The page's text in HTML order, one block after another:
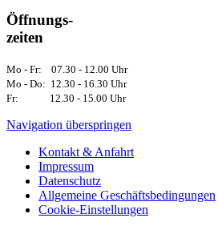
Öffnungs-
zeiten
Mo - Fr: 07.30 - 12.00 Uhr
Mo - Do: 12.30 - 16.30 Uhr
Fr: 12.30 - 15.00 Uhr
Navigation überspringen
Kontakt & Anfahrt
Impressum
Datenschutz
Allgemeine Geschäftsbedingungen
Cookie-Einstellungen